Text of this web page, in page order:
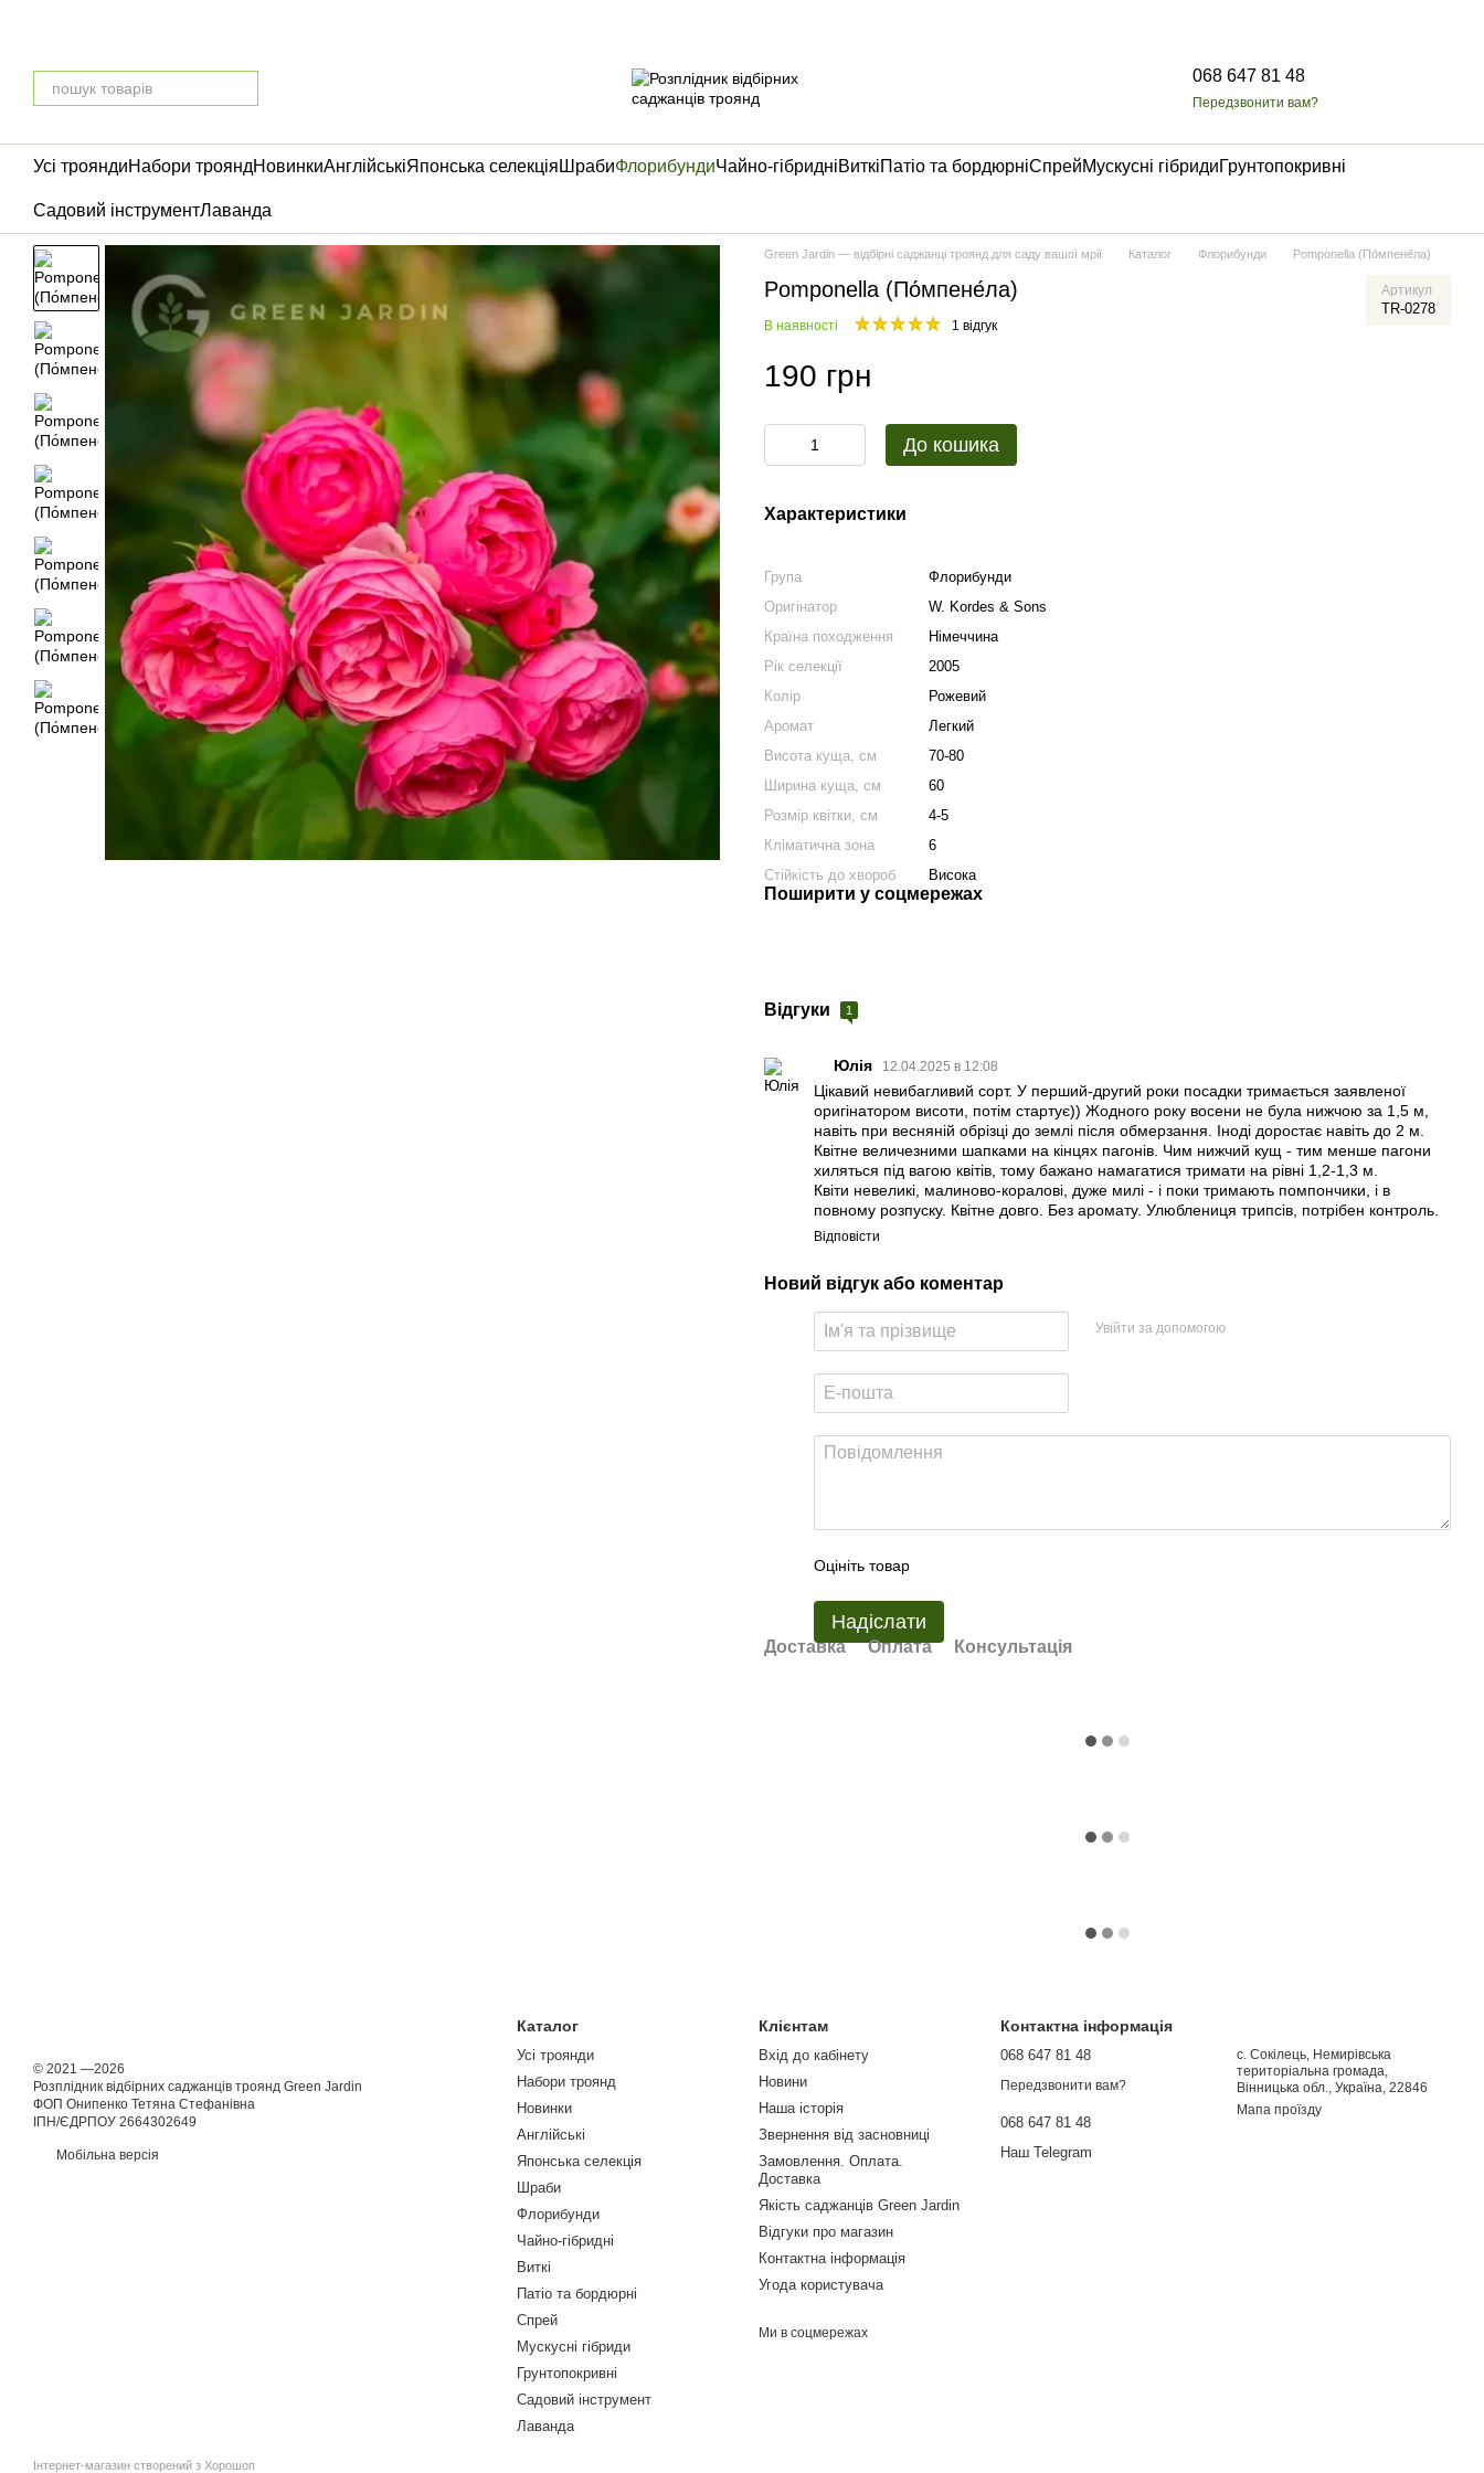
068 647 81 48
Передзвонити вам?
Усі трояндиНабори трояндНовинкиАнглійськіЯпонська селекція ШрабиФлорибундиЧайно-гібридніВиткіПатіо та бордюрніСпрейМускусні гібридиГрунтопокривні
Садовий інструментЛаванда
Green Jardin — відбірні саджанці троянд для саду вашої мрії Каталог Флорибунди Pomponella (По́мпене́ла)
Pomponella (По́мпене́ла) Артикул
TR-0278
В наявності 1 відгук
190 грн
До кошика
Характеристики
Група
Флорибунди
Оригінатор
W. Kordes & Sons
Країна походження
Німеччина
Рік селекції
2005
Колір
Рожевий
Аромат
Легкий
Висота куща, см
70-80
Ширина куща, см
60
Розмір квітки, см
4-5
Кліматична зона
6
Стійкість до хвороб
Висока
Поширити у соцмережах
Відгуки 1
Юлія 12.04.2025 в 12:08
Цікавий невибагливий сорт. У перший-другий роки посадки тримається заявленої
оригінатором висоти, потім стартує)) Жодного року восени не була нижчою за 1,5 м,
навіть при весняній обрізці до землі після обмерзання. Іноді доростає навіть до 2 м.
Квітне величезними шапками на кінцях пагонів. Чим нижчий кущ - тим менше пагони
хиляться під вагою квітів, тому бажано намагатися тримати на рівні 1,2-1,3 м.
Квіти невеликі, малиново-коралові, дуже милі - і поки тримають помпончики, і в
повному розпуску. Квітне довго. Без аромату. Улюблениця трипсів, потрібен контроль.
Відповісти
Новий відгук або коментар
Увійти за допомогою
Оцініть товар
Надіслати
Доставка Оплата Консультація
© 2021 —2026
Розплідник відбірних саджанців троянд Green Jardin
ФОП Онипенко Тетяна Стефанівна
ІПН/ЄДРПОУ 2664302649
Мобільна версія
Інтернет-магазин створений з Хорошоп
Каталог
Усі троянди
Набори троянд
Новинки
Англійські
Японська селекція
Шраби
Флорибунди
Чайно-гібридні
Виткі
Патіо та бордюрні
Спрей
Мускусні гібриди
Грунтопокривні
Садовий інструмент
Лаванда
Клієнтам
Вхід до кабінету
Новини
Наша історія
Звернення від засновниці
Замовлення. Оплата.
Доставка
Якість саджанців Green Jardin
Відгуки про магазин
Контактна інформація
Угода користувача
Ми в соцмережах
Контактна інформація
068 647 81 48
Передзвонити вам?
068 647 81 48
Наш Telegram
с. Сокілець, Немирівська
територіальна громада,
Вінницька обл., Україна, 22846
Мапа проїзду